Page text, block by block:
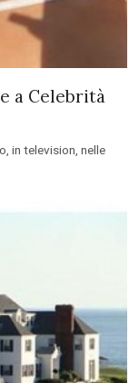
a Celebrità
in television, nelle